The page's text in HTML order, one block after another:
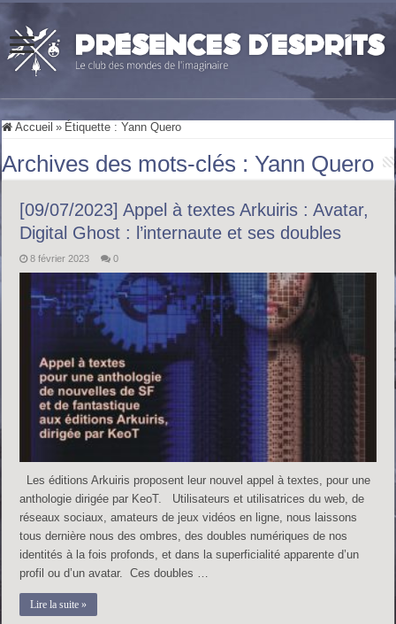
Accueil » Étiquette :Yann Quero
Archives des mots-clés :Yann Quero
[09/07/2023] Appel à textes Arkuiris : Avatar,
Digital Ghost : l’internaute et ses doubles
8 février 2023 0
Les éditions Arkuiris proposent leur nouvel appel à textes, pour une
anthologie dirigée par KeoT. Utilisateurs et utilisatrices du web, de
réseaux sociaux, amateurs de jeux vidéos en ligne, nous laissons
tous dernière nous des ombres, des doubles numériques de nos
identités à la fois profonds, et dans la superficialité apparente d’un
profil ou d’un avatar. Ces doubles …
Lire la suite »